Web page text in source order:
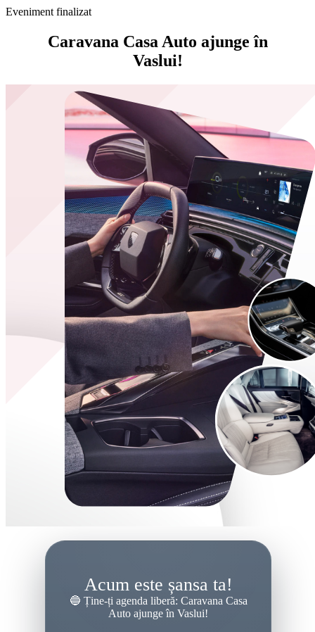
Eveniment finalizat
Caravana Casa Auto ajunge în
Vaslui!
Acum este șansa ta!
🔵 Ține-ți agenda liberă: Caravana Casa
Auto ajunge în Vaslui!